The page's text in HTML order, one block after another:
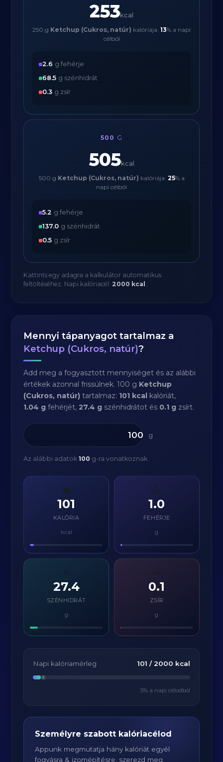
253kcal
250 g Ketchup (Cukros, natúr) kalóriája: 13% a napi
célból
2.6 g fehérje
68.5 g szénhidrát
0.3 g zsír
500 G
505kcal
500 g Ketchup (Cukros, natúr) kalóriája: 25% a
napi célból
5.2 g fehérje
137.0 g szénhidrát
0.5 g zsír
Kattints egy adagra a kalkulátor automatikus
feltöltéséhez. Napi kalóriacél: 2000 kcal .
Mennyi tápanyagot tartalmaz a
Ketchup (Cukros, natúr)?
Add meg a fogyasztott mennyiséget és az alábbi
értékek azonnal frissülnek. 100 g Ketchup
(Cukros, natúr) tartalmaz: 101 kcal kalóriát,
1.04 g fehérjét,27.4 g szénhidrátot és 0.1 g zsírt.
g
Az alábbi adatok100 g-ra vonatkoznak.
🔥
101
KALÓRIA
kcal
💪
1.0
FEHÉRJE
g
⚡
27.4
SZÉNHIDRÁT
g
0.1
ZSÍR
g
Napi kalóriamérleg 101 / 2000 kcal
5% a napi célodból
Személyre szabott kalóriacélod
Appunk megmutatja hány kalóriát egyél
fogyásra & izomépítésre, szerezd meg